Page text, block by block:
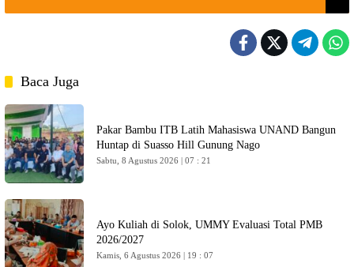
Baca Juga
Pakar Bambu ITB Latih Mahasiswa UNAND Bangun
Huntap di Suasso Hill Gunung Nago
Sabtu, 8 Agustus 2026 | 07 : 21
Ayo Kuliah di Solok, UMMY Evaluasi Total PMB
2026/2027
Kamis, 6 Agustus 2026 | 19 : 07